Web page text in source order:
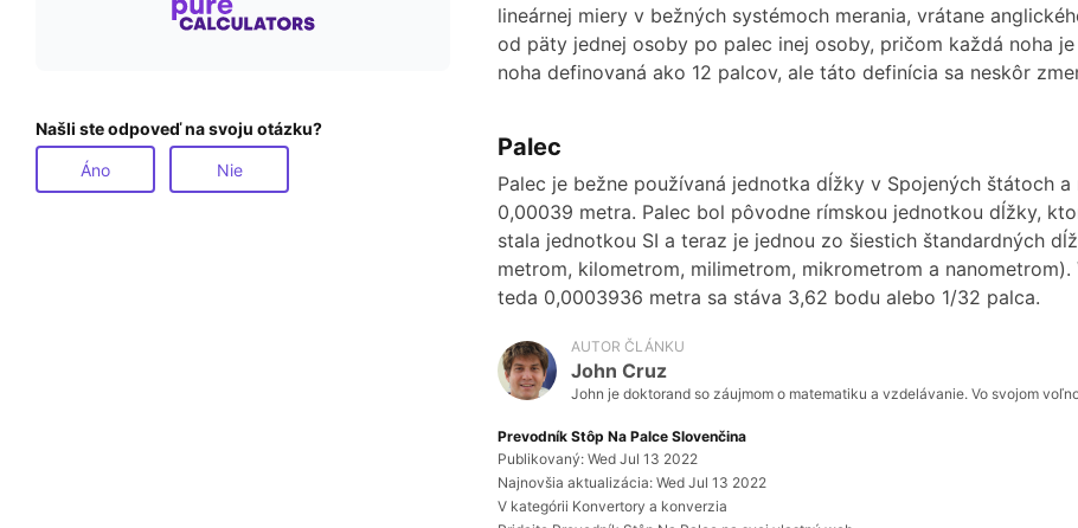
Našli ste odpoveď na svoju otázku?
Áno Nie
e
lineárnej miery v bežných systémoch merania, vrátane
od päty jednej osoby po palec inej osoby, pričom každá noha
noha definovaná ako 12 palcov, ale táto definícia sa neskôr
Palec
Palec je bežne používaná jednotka dĺžky v Spojených štátoch
0,00039 metra. Palec bol pôvodne rímskou jednotkou dĺžky,
stala jednotkou SI a teraz je jednou zo šiestich štandardných
metrom, kilometrom, milimetrom, mikrometrom a
teda 0,0003936 metra sa stáva 3,62 bodu alebo 1/32 palca.
AUTOR ČLÁNKU
John Cruz
John je doktorand so záujmom o matematiku a vzdelávanie. Vo svojom
Prevodník Stôp Na Palce Slovenčina
Publikovaný: Wed Jul 13 2022
Najnovšia aktualizácia: Wed Jul 13 2022
V kategórii Konvertory a konverzia